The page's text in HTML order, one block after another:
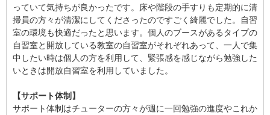
っていて気持ちが良かったです。床や階段の手すりも定期的に清
掃員の方々が清潔にしてくださったのですごく綺麗でした。自習
室の環境も快適だったと思います。個人のブースがあるタイプの
自習室と開放している教室の自習室がそれぞれあって、一人で集
中したい時は個人の方を利用して、緊張感を感じながら勉強した
いときは開放自習室を利用していました。
【サポート体制】
サポート体制はチューターの方々が週に一回勉強の進度やこれか